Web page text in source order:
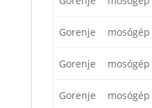
Gorenje mosógép
Gorenje mosógép
Gorenje mosógép